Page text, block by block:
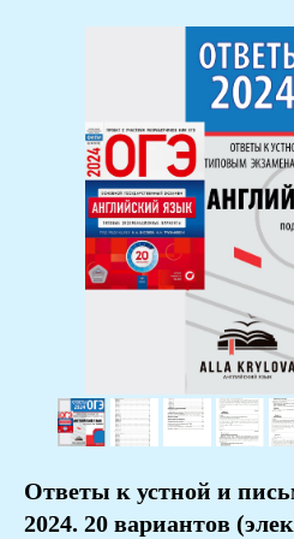
Ответы к устной и
2024. 20 вариантов